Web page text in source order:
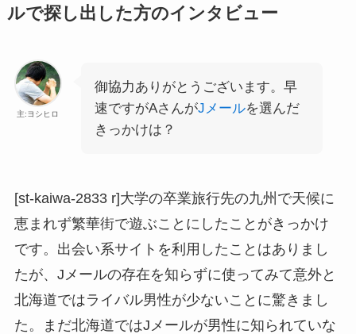
ルで探し出した方のインタビュー
主:ヨシヒロ
御協力ありがとうございます。早
速ですがAさんがJメールを選んだ
きっかけは？
[st-kaiwa-2833 r]大学の卒業旅行先の九州で天候に
恵まれず繁華街で遊ぶことにしたことがきっかけ
です。出会い系サイトを利用したことはありまし
たが、Jメールの存在を知らずに使ってみて意外と
北海道ではライバル男性が少ないことに驚きまし
た。まだ北海道ではJメールが男性に知られていな